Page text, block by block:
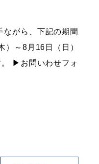
がら、下記の期間
～8月16日（日）
。 ▶︎お問いわせフォ